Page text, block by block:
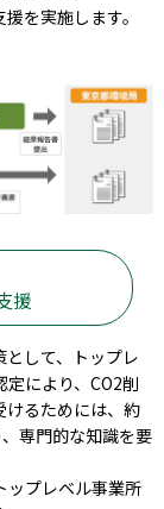
を実施します。
援
して、トップレ
により、CO2削
るためには、約
専門的な知識を要
ップレベル事業所